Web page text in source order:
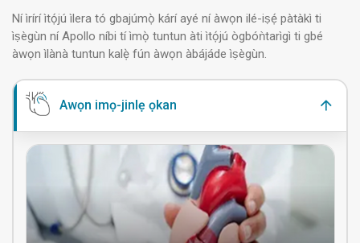
Ní ìrírí ìtọ́jú ìlera tó gbajúmọ̀ kárí ayé ní àwọn ilé-iṣẹ́ pàtàkì ti
ìṣègùn ní Apollo níbi tí ìmọ̀ tuntun àti ìtọ́jú ògbóǹtarìgì ti gbé
àwọn ìlànà tuntun kalẹ̀ fún àwọn àbájáde ìṣègùn.
Awọn imọ-jinlẹ ọkan